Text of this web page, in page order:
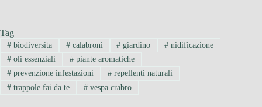
Tag
#biodiversita #calabroni # giardino # nidificazione
#oli essenziali #piante aromatiche
#prevenzione infestazioni #repellenti naturali
#trappole fai da te #vespa crabro